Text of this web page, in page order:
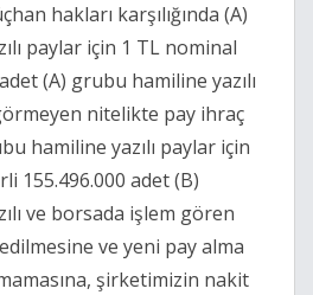
hakları karşılığında (A)
paylar için 1 TL nominal
(A) grubu hamiline yazılı
nitelikte pay ihraç
hamiline yazılı paylar için
155.496.000 adet (B)
ve borsada işlem gören
ve yeni pay alma
şirketimizin nakit